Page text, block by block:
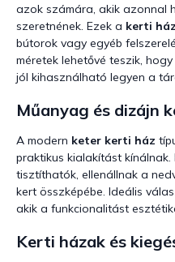
azok számára, akik azonnal
szeretnének. Ezek a kerti
bútorok vagy egyéb
méretek lehetővé teszik,
jól kihasználható legyen a
Műanyag és dizájn
A modern keter kerti ház
praktikus kialakítást kínálnak.
tisztíthatók, ellenállnak a
kert összképébe. Ideális
akik a funkcionalitást
Kerti házak és